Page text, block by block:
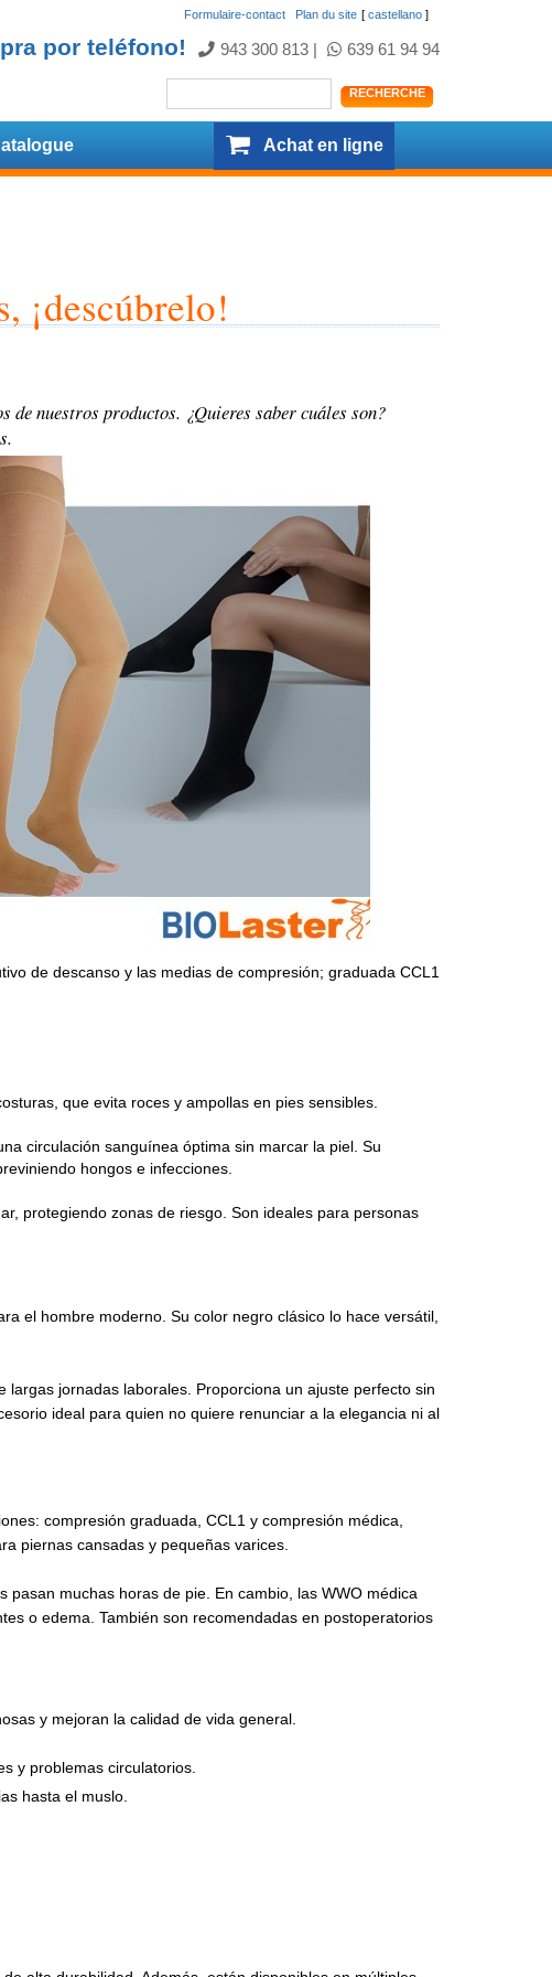
[ castellano ]
Formulaire-contact Plan du site
por teléfono! 943 300 813 639 61 94 94
Achat en ligne
¡descúbrelo!
nuestros productos. ¿Quieres saber cuáles son?
de descanso y las medias de compresión; graduada CCL1
que evita roces y ampollas en pies sensibles.
circulación sanguínea óptima sin marcar la piel. Su
hongos e infecciones.
protegiendo zonas de riesgo. Son ideales para personas
el hombre moderno. Su color negro clásico lo hace versátil,
jornadas laborales. Proporciona un ajuste perfecto sin
ideal para quien no quiere renunciar a la elegancia ni al
compresión graduada, CCL1 y compresión médica,
piernas cansadas y pequeñas varices.
muchas horas de pie. En cambio, las WWO médica
o edema. También son recomendadas en postoperatorios
y mejoran la calidad de vida general.
y problemas circulatorios.
hasta el muslo.